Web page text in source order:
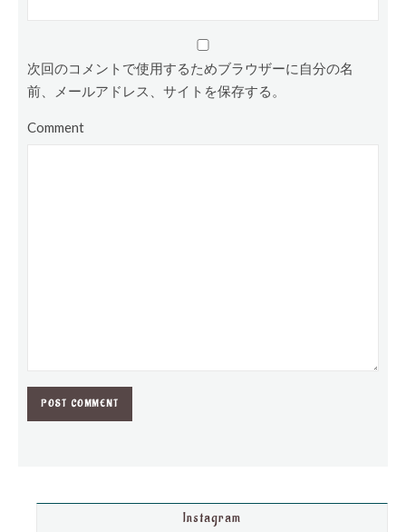
次回のコメントで使用するためブラウザーに自分の名
前、メールアドレス、サイトを保存する。
Comment
Instagram